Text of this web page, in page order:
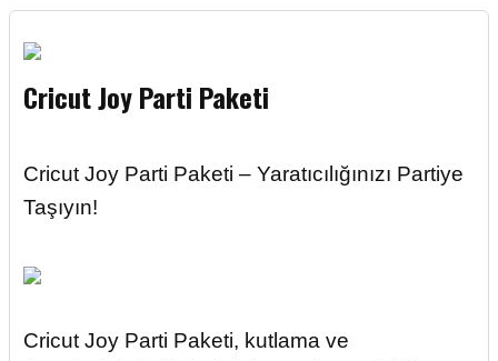
Cricut Joy Parti Paketi
Cricut Joy Parti Paketi – Yaratıcılığınızı Partiye
Taşıyın!
Cricut Joy Parti Paketi, kutlama ve